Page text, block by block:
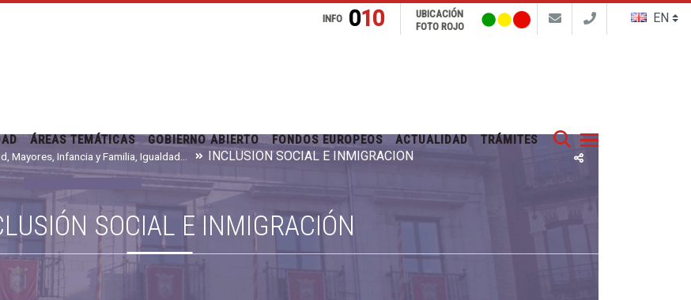
Buscar
INFO 010
UBICACIÓN
FOTO ROJO
ÁREAS TEMÁTICAS GOBIERNO ABIERTO FONDOS EUROPEOS ACTUALIDAD TRÁMITES
INCLUSIÓN SOCIAL E INMIGRACIÓN
SOCIAL E INMIGRACIÓN